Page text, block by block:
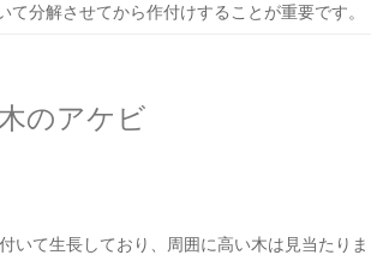
分解させてから作付けすることが重要です。
のアケビ
いて生長しており、周囲に高い木は見当たりま